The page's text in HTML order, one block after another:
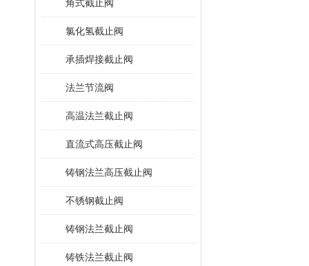
角式截止阀
氯化氢截止阀
承插焊接截止阀
法兰节流阀
高温法兰截止阀
直流式高压截止阀
铸钢法兰高压截止阀
不锈钢截止阀
铸钢法兰截止阀
铸铁法兰截止阀